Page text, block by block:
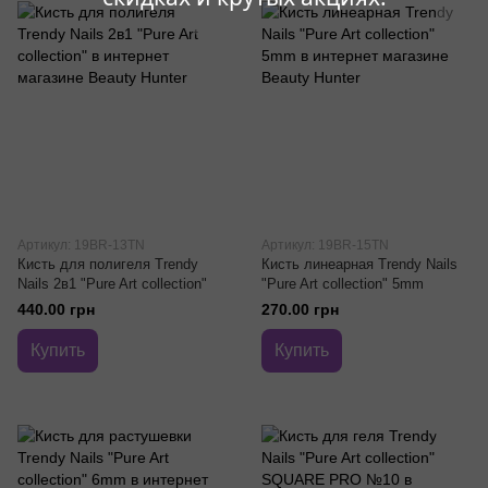
Артикул: 19BR-13TN
Кисть для полигеля Trendy
Nails 2в1 "Pure Art collection"
440.00 грн
Купить
Артикул: 19BR-15TN
Кисть линеарная Trendy Nails
"Pure Art collection" 5mm
270.00 грн
Купить